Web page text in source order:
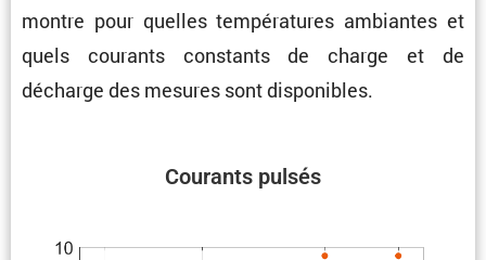
montre pour quelles tempé­ra­tures ambiantes et
quels courants constants de charge et de
décharge des mesures sont disponibles.
Courants pulsés